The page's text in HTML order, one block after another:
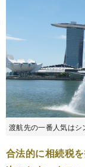
渡航先の一番人気はシ
合法的に相続税